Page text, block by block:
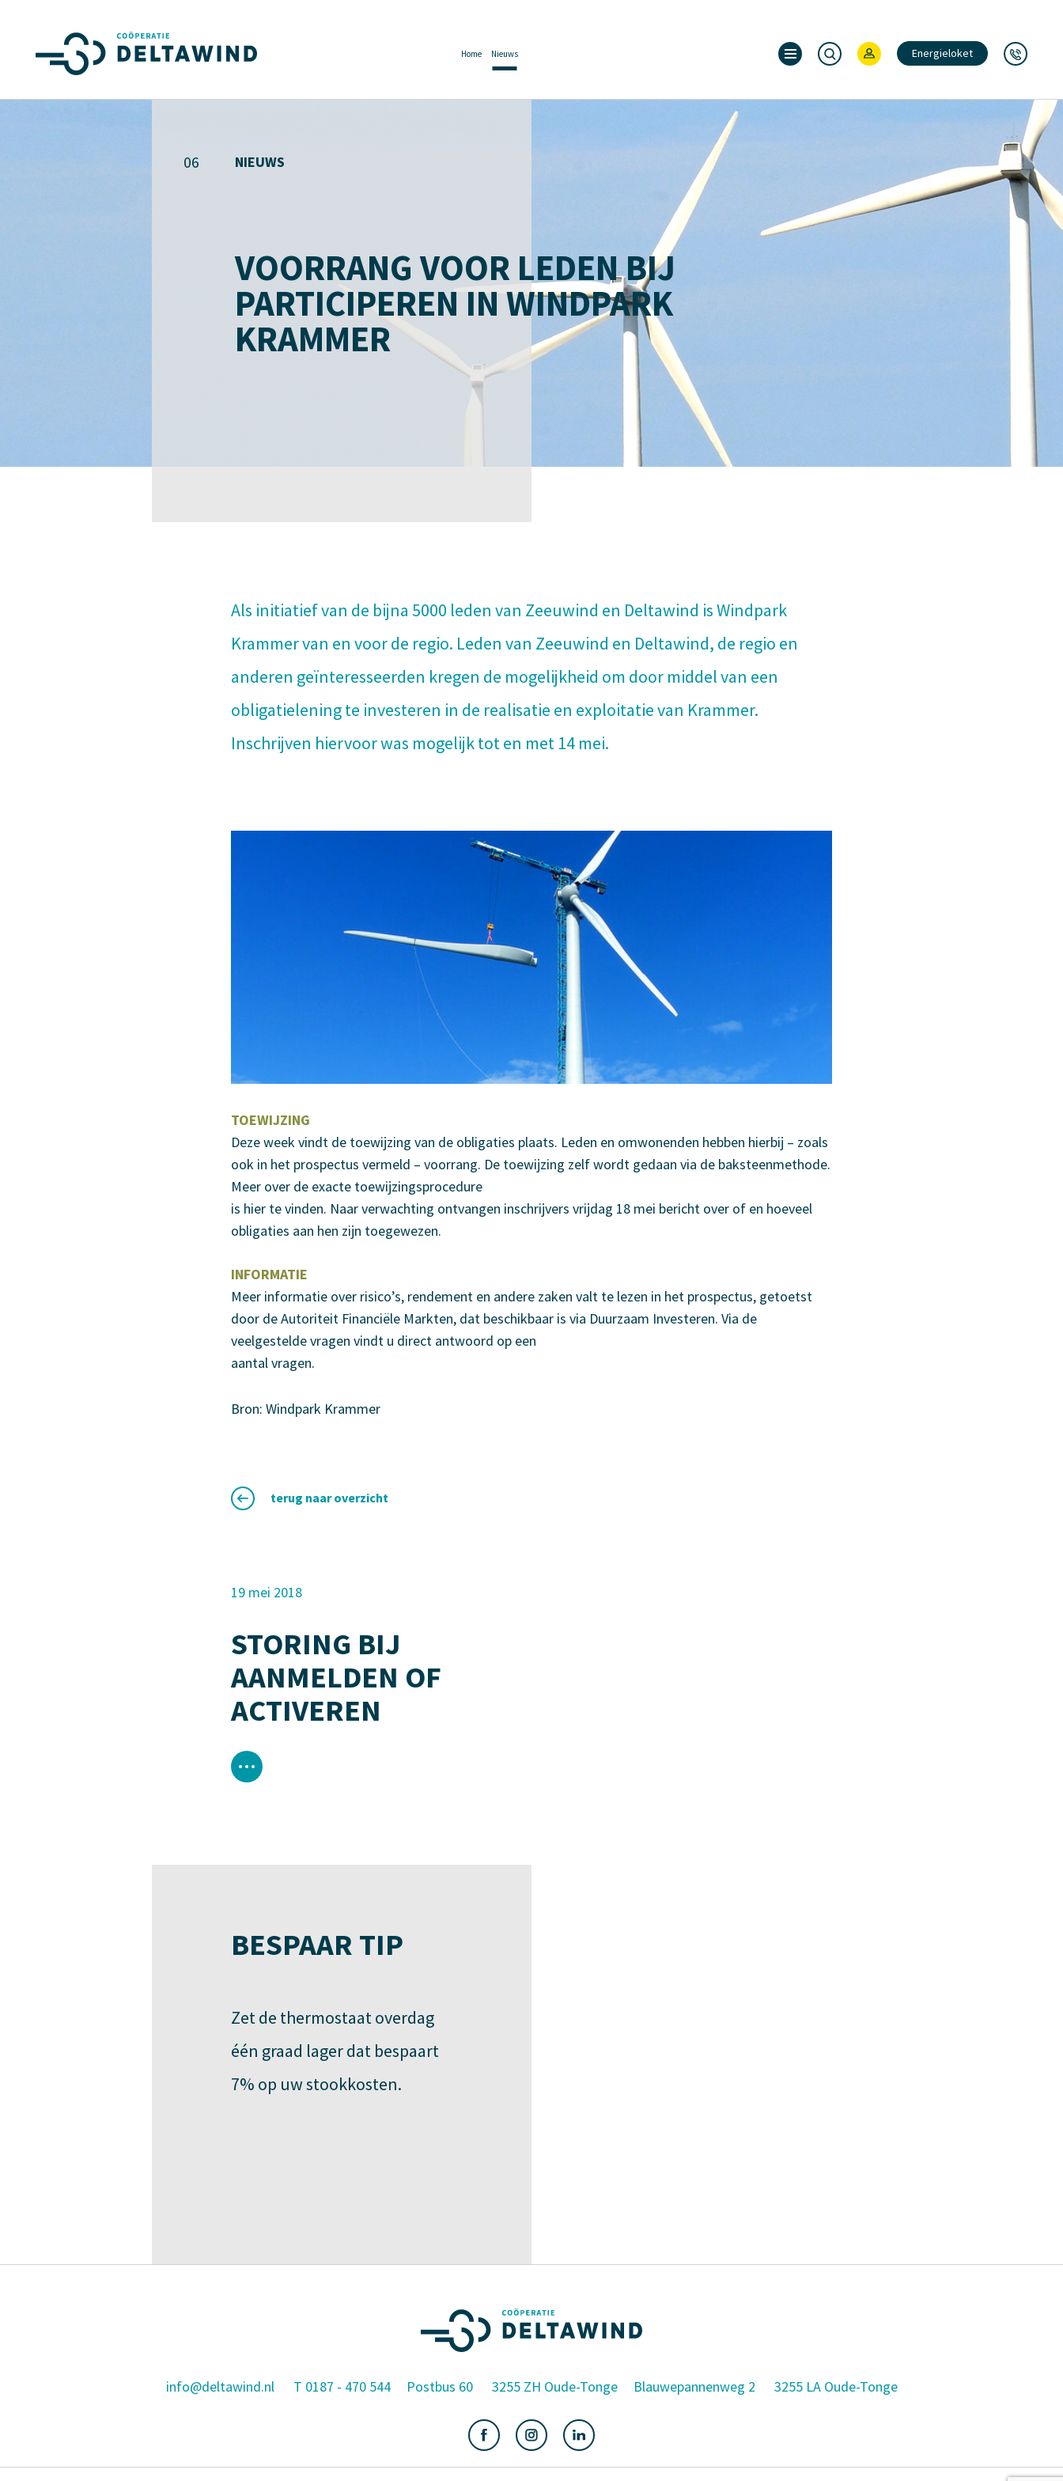
Energieloket
Home Nieuws
06 NIEUWS
VOORRANG VOOR LEDEN BIJ
PARTICIPEREN IN WINDPARK
KRAMMER
Als initiatief van de bijna 5000 leden van Zeeuwind en Deltawind is Windpark
Krammer van en voor de regio. Leden van Zeeuwind en Deltawind, de regio en
anderen geïnteresseerden kregen de mogelijkheid om door middel van een
obligatielening te investeren in de realisatie en exploitatie van Krammer.
Inschrijven hiervoor was mogelijk tot en met 14 mei.
TOEWIJZING
Deze week vindt de toewijzing van de obligaties plaats. Leden en omwonenden hebben hierbij – zoals
ook in het prospectus vermeld – voorrang. De toewijzing zelf wordt gedaan via de baksteenmethode.
Meer over de exacte toewijzingsprocedure
is hier te vinden. Naar verwachting ontvangen inschrijvers vrijdag 18 mei bericht over of en hoeveel
obligaties aan hen zijn toegewezen.
INFORMATIE
Meer informatie over risico’s, rendement en andere zaken valt te lezen in het prospectus, getoetst
door de Autoriteit Financiële Markten, dat beschikbaar is via Duurzaam Investeren. Via de
veelgestelde vragen vindt u direct antwoord op een
aantal vragen.
Bron: Windpark Krammer
terug naar overzicht
19 mei 2018
STORING BIJ
AANMELDEN OF
ACTIVEREN
BESPAAR TIP
Zet de thermostaat overdag
één graad lager dat bespaart
7% op uw stookkosten.
info@deltawind.nl T 0187 - 470 544 Postbus 60 3255 ZH Oude-Tonge Blauwepannenweg 2 3255 LA Oude-Tonge